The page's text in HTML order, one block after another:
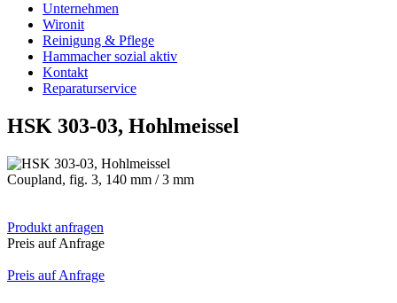
Unternehmen
Wironit
Reinigung & Pflege
Hammacher sozial aktiv
Kontakt
Reparaturservice
HSK 303-03, Hohlmeissel
Coupland, fig. 3, 140 mm / 3 mm
Produkt anfragen
Preis auf Anfrage
Preis auf Anfrage